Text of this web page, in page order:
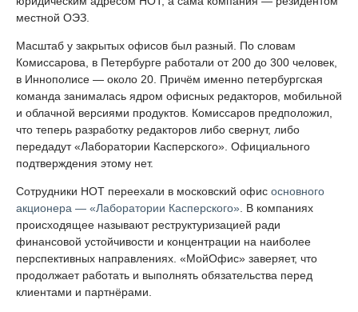
местной ОЭЗ.
Масштаб у закрытых офисов был разный. По словам
Комиссарова, в Петербурге работали от 200 до 300 человек,
в Иннополисе — около 20. Причём именно петербургская
команда занималась ядром офисных редакторов, мобильной
и облачной версиями продуктов. Комиссаров предположил,
что теперь разработку редакторов либо свернут, либо
передадут «Лаборатории Касперского». Официального
подтверждения этому нет.
Сотрудники НОТ переехали в московский офис основного
акционера — «Лаборатории Касперского» . В компаниях
происходящее называют реструктуризацией ради
финансовой устойчивости и концентрации на наиболее
перспективных направлениях. «МойОфис» заверяет, что
продолжает работать и выполнять обязательства перед
клиентами и партнёрами.